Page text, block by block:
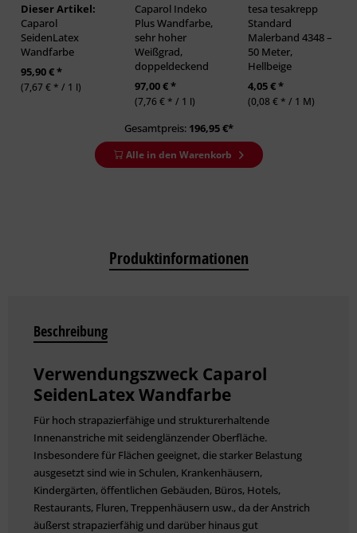
Dieser Artikel:
Caparol
SeidenLatex
Wandfarbe
95,90 € *
(7,67 € * / 1 l)
Caparol Indeko
Plus Wandfarbe,
sehr hoher
Weißgrad,
doppeldeckend
97,00 € *
(7,76 € * / 1 l)
tesa tesakrepp
Standard
Malerband 4348 –
50 Meter,
Hellbeige
4,05 € *
(0,08 € * / 1 M)
Gesamtpreis: 196,95€*
Alle in den Warenkorb
Produktinformationen
Beschreibung
Verwendungszweck Caparol
SeidenLatex Wandfarbe
Für hoch strapazierfähige und strukturerhaltende
Innenanstriche mit seidenglänzender Oberfläche.
Insbesondere für Flächen geeignet, die ­starker Belastung
ausgesetzt sind wie in Schulen, Krankenhäusern,
Kindergärten, öffentlichen Gebäuden, Büros, Hotels,
Restaurants, Fluren, Treppenhäusern usw., da der Anstrich
äußerst strapazierfähig und darüber hinaus gut